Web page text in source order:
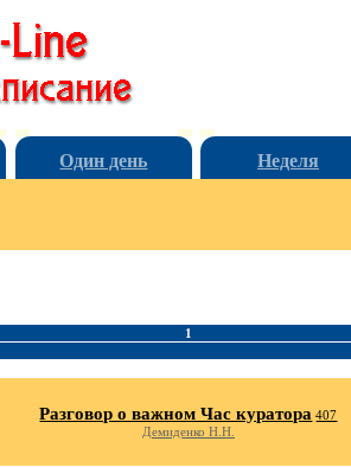
Один день Неделя
1
Разговор о важном Час куратора 407
Демиденко Н.Н.